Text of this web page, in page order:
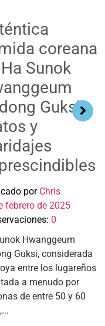
coreana
Sunok
Guksi:
y
por Chris
febrero de 2025
0
Hwanggeum
Guksi, considerada
entre los lugareños
a menudo por
de entre 50 y 60